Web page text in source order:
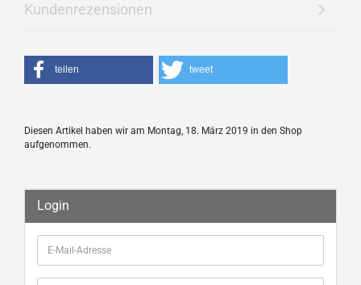
Kundenrezensionen
teilen tweet
Diesen Artikel haben wir am Montag, 18. März 2019 in den Shop
aufgenommen.
Login
E-
Mail-
Adresse